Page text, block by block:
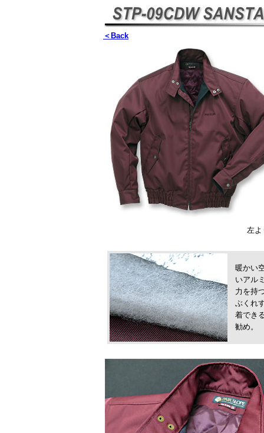
＜Back
左よ
暖かい
いアル
力を持
ぶくれ
着でき
勧め。